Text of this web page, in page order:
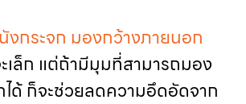
งกระจก มองกว้างภายนอก
เล็ก แต่ถ้ามีมุมที่สามารถมอง
ด้ ก็จะช่วยลดความอึดอัดจาก